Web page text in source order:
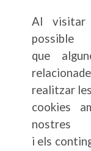
Al visitar
que
realitzar
cookies
i els